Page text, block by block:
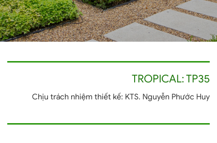
TROPICAL: TP35
Chịu trách nhiệm thiết kế: KTS. Nguyễn Phước Huy